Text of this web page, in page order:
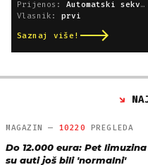
Prijenos: Automatski sekvencijski
Vlasnik: prvi
Saznaj više!
MAGAZIN — 10220 PREGLEDA
Do 12.000 eura: Pet
su auti još bili 'normalni'